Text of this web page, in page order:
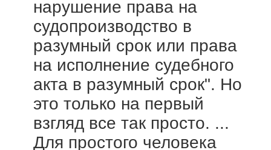
нарушение права на
судопроизводство в
разумный срок или права
на исполнение судебного
акта в разумный срок". Но
это только на первый
взгляд все так просто. ...
Для простого человека